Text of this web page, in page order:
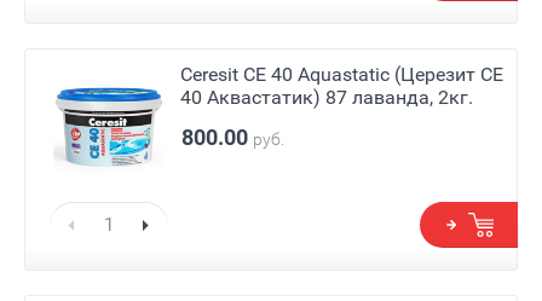
Ceresit СЕ 40 Aquastatic (Церезит СЕ
40 Аквастатик) 87 лаванда, 2кг.
800.00 руб.